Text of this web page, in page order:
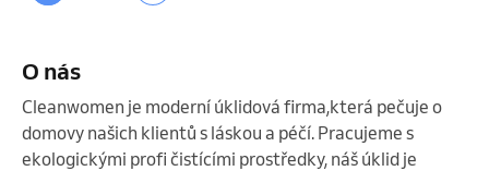
O nás
Cleanwomen je moderní úklidová firma,která pečuje o
domovy našich klientů s láskou a péčí. Pracujeme s
ekologickými profi čistícími prostředky, náš úklid je